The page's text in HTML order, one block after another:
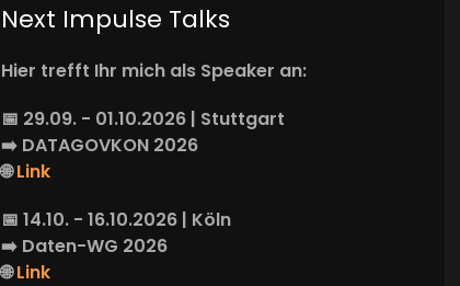
Next Impulse Talks
Hier trefft Ihr mich als Speaker an:
📅 29.09. - 01.10.2026 | Stuttgart
➡️ DATAGOVKON 2026
🌐Link
📅 14.10. - 16.10.2026 | Köln
➡️ Daten-WG 2026
🌐Link